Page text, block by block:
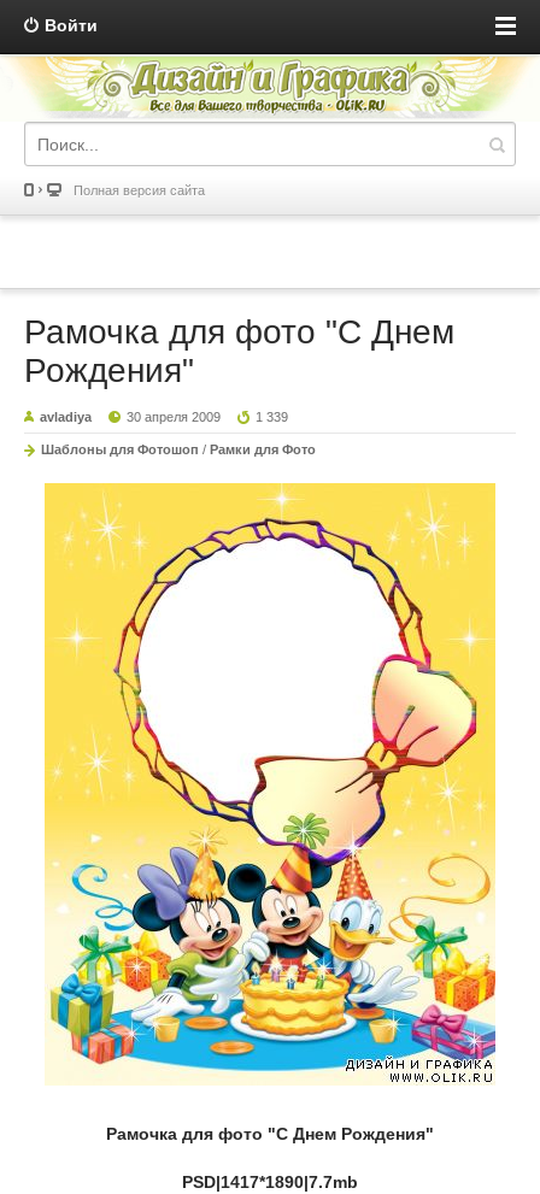
Войти
Полная версия сайта
Рамочка для фото "С Днем
Рождения"
avladiya 30 апреля 2009 1 339
Шаблоны для Фотошоп / Рамки для Фото
Рамочка для фото "С Днем Рождения"
PSD|1417*1890|7.7mb